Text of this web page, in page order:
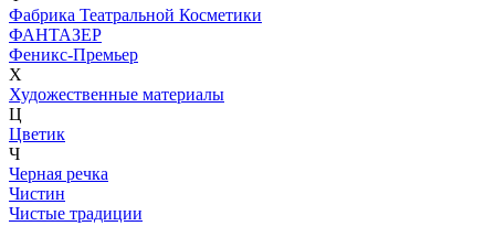
Фабрика Театральной Косметики
ФАНТАЗЕР
Феникс-Премьер
Х
Художественные материалы
Ц
Цветик
Ч
Черная речка
Чистин
Чистые традиции